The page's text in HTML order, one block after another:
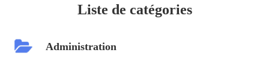
Liste de catégories
Administration